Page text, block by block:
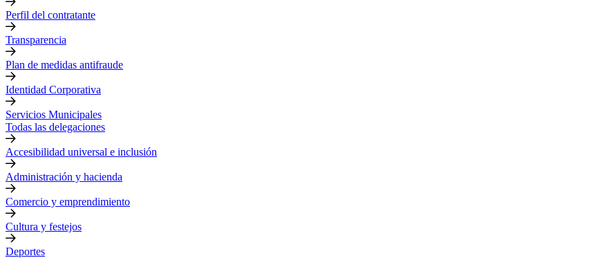
Perfil del contratante
Transparencia
Plan de medidas antifraude
Identidad Corporativa
Servicios Municipales
Todas las delegaciones
Accesibilidad universal e inclusión
Administración y hacienda
Comercio y emprendimiento
Cultura y festejos
Deportes